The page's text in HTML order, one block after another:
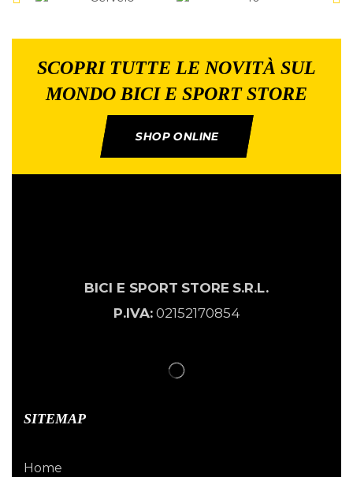
SCOPRI TUTTE LE NOVITÀ SUL
MONDO BICI E SPORT STORE
SHOP ONLINE
BICI E SPORT STORE S.R.L.
P.IVA:02152170854
SITEMAP
Home